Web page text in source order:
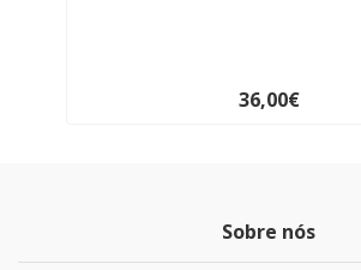
36,00€
Sobre nós